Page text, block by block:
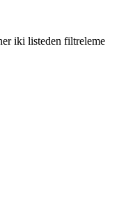
iki listeden filtreleme